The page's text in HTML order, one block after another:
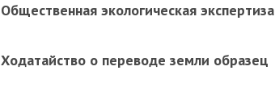
Общественная экологическая экспертиза
Ходатайство о переводе земли образец